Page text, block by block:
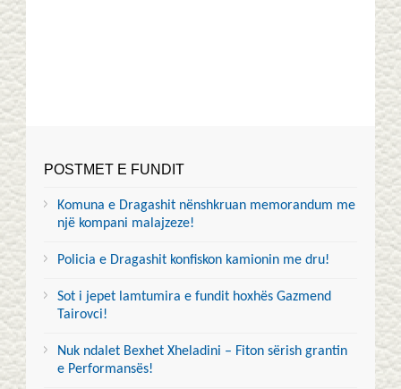
POSTMET E FUNDIT
Komuna e Dragashit nënshkruan memorandum me
një kompani malajzeze!
Policia e Dragashit konfiskon kamionin me dru!
Sot i jepet lamtumira e fundit hoxhës Gazmend
Tairovci!
Nuk ndalet Bexhet Xheladini – Fiton sërish grantin
e Performansës!